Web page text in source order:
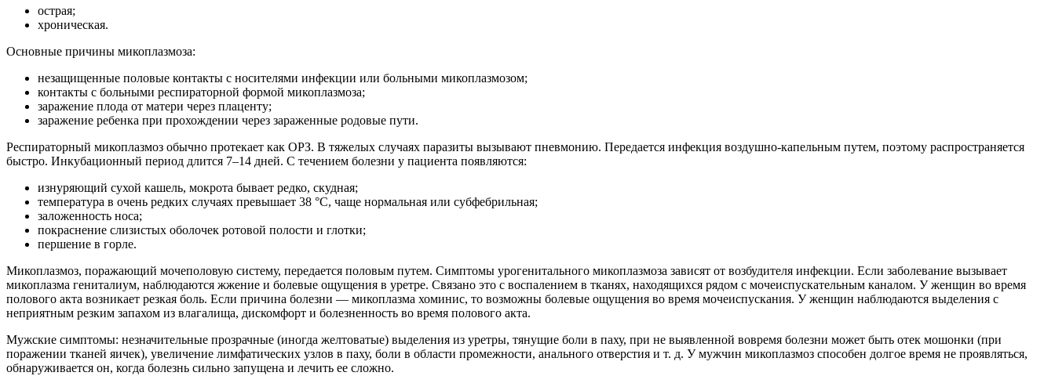
острая;
хроническая.
Основные причины микоплазмоза:
незащищенные половые контакты с носителями инфекции или больными микоплазмозом;
контакты с больными респираторной формой микоплазмоза;
заражение плода от матери через плаценту;
заражение ребенка при прохождении через зараженные родовые пути.
Респираторный микоплазмоз обычно протекает как ОРЗ. В тяжелых случаях паразиты вызывают пневмонию. Передается инфекция воздушно-капельным путем, поэтому распространяется
быстро. Инкубационный период длится 7–14 дней. С течением болезни у пациента появляются:
изнуряющий сухой кашель, мокрота бывает редко, скудная;
температура в очень редких случаях превышает 38 °С, чаще нормальная или субфебрильная;
заложенность носа;
покраснение слизистых оболочек ротовой полости и глотки;
першение в горле.
Микоплазмоз, поражающий мочеполовую систему, передается половым путем. Симптомы урогенитального микоплазмоза зависят от возбудителя инфекции. Если заболевание вызывает
микоплазма гениталиум, наблюдаются жжение и болевые ощущения в уретре. Связано это с воспалением в тканях, находящихся рядом с мочеиспускательным каналом. У женщин во время
полового акта возникает резкая боль. Если причина болезни — микоплазма хоминис, то возможны болевые ощущения во время мочеиспускания. У женщин наблюдаются выделения с
неприятным резким запахом из влагалища, дискомфорт и болезненность во время полового акта.
Мужские симптомы: незначительные прозрачные (иногда желтоватые) выделения из уретры, тянущие боли в паху, при не выявленной вовремя болезни может быть отек мошонки (при
поражении тканей яичек), увеличение лимфатических узлов в паху, боли в области промежности, анального отверстия и т. д. У мужчин микоплазмоз способен долгое время не проявляться,
обнаруживается он, когда болезнь сильно запущена и лечить ее сложно.